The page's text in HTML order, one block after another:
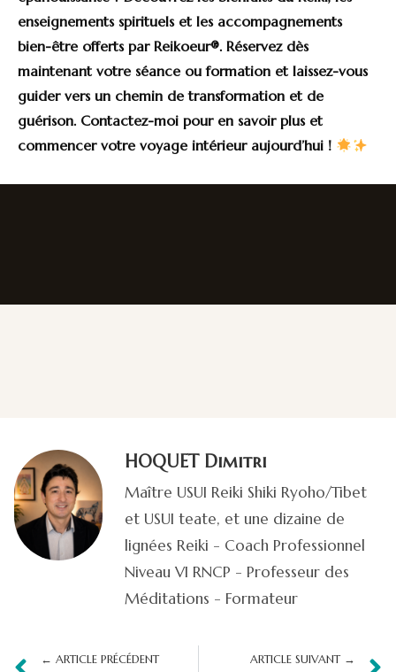
enseignements spirituels et les accompagnements
bien-être offerts par Reikoeur®. Réservez dès
maintenant votre séance ou formation et laissez-vous
guider vers un chemin de transformation et de
guérison. Contactez-moi pour en savoir plus et
commencer votre voyage intérieur aujourd’hui !
HOQUET Dimitri
Maître USUI Reiki Shiki Ryoho/Tibet
et USUI teate, et une dizaine de
lignées Reiki - Coach Professionnel
Niveau VI RNCP - Professeur des
Méditations - Formateur
← ARTICLE PRÉCÉDENT ARTICLE SUIVANT →